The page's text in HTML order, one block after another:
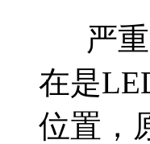
严重
在是
位置，